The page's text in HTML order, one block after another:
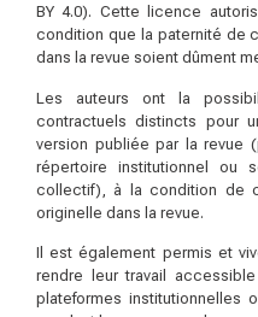
BY 4.0). Cette licence
condition que la paternité de
dans la revue soient dûment
Les auteurs ont la
contractuels distincts pour
version publiée par la revue
répertoire institutionnel ou
collectif), à la condition de
originelle dans la revue.
Il est également permis et
rendre leur travail
plateformes institutionnelles